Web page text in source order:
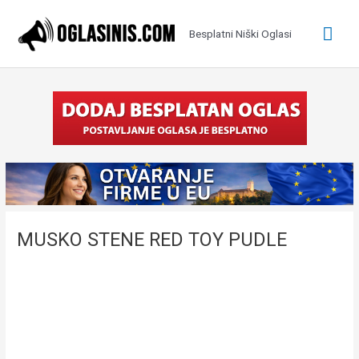
sadržaj
Besplatni Niški Oglasi
MUSKO STENE RED TOY PUDLE